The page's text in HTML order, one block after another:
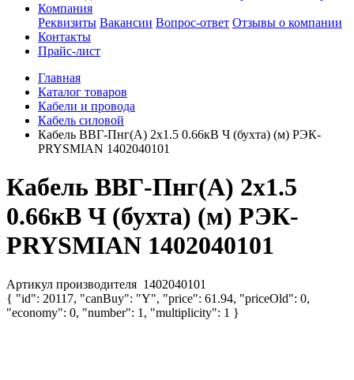
Компания
Реквизиты Вакансии Вопрос-ответ Отзывы о компании
Контакты
Прайс-лист
Главная
Каталог товаров
Кабели и провода
Кабель силовой
Кабель ВВГ-Пнг(А) 2х1.5 0.66кВ Ч (бухта) (м) РЭК-
PRYSMIAN 1402040101
Кабель ВВГ-Пнг(А) 2х1.5
0.66кВ Ч (бухта) (м) РЭК-
PRYSMIAN 1402040101
Артикул производителя 1402040101
{ "id": 20117, "canBuy": "Y", "price": 61.94, "priceOld": 0,
"economy": 0, "number": 1, "multiplicity": 1 }